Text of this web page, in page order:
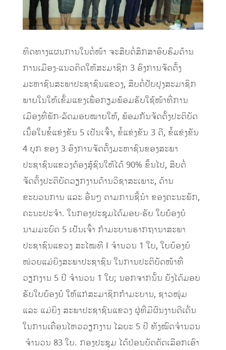
ທິດ​ທາງ​ແຜນການ​ໃນຕໍ່ໜ້າ ຈະ​ສືບຕໍ່ສຶກສາ​ອົບຮົມ​ດ້ານ​
ການ​ເມືອງ-​ແນວ​ຄິດໃຫ້​ສະມາຊິກ​ 3 ອົງການຈັດຕັ້ງ
ມະຫາຊົນສະພາປະຊາຊົນແຂວງ, ​ສືບຕໍ່ປັບປຸງສະມາຊິກ
ພາຍໃນໃຫ້​ເຂັ້ມ​ແຂງ​ເພື່ອ​ກຽມພ້ອມ​ຮັບ​ໃຊ້​ໜ້າ​ທີ່​ການ​
ເມືອງທີ່​ພັກ-ລັດມອບໝາຍໃຫ້, ພ້ອມກັນຈັດຕັ້ງປະຕິບັດ
ເນື້ອໃນຂໍ້ແຂ່ງຂັນ 5 ​ເປັນ​ເຈົ້າ, ຂໍ້​ແຂ່ງຂັນ 3 ດີ, ຂໍ້​ແຂ່ງຂັນ
4 ບຸກ ຂອງ 3 ອົງການ​ຈັດ​ຕັ້ງ​ມະຫາຊົນ​ຂອງ​ສະພາ​
ປະຊາຊົນ​ແຂວງ​ຕ້ອງ​ສູ້​ຊົນ​ໃຫ້​ໄດ້ 90% ຂຶ້ນ​ໄປ, ສືບຕໍ່
ຈັດຕັ້ງປະຕິບັດວຽກງານດ້ານວິຊາສະເພາະ, ດ້ານ
ຂະບວນການ ແລະ ອື່ນໆ ຕາມການຊີ້ນຳ ຂອງຄະນະພັກ,
ຄະນະປະຈຳ. ໃນກອງປະຊຸມໄດ້​ມອບ-ຮັບ ​ໃບ​ຍ້ອງຍໍ​
ນາມມະຍົດ 5 ເປັນເຈົ້າ ກໍາມະບານຮາກຖານາສະພາ
ປະຊາຊົນແຂວງ ສະໄໝທີ I ຈຳນວນ 1 ໃບ, ໃບຍ້ອງຍໍ
ໜ່ວຍແມ່ຍິງສະພາປະຊາຊົນ ໃນການປະຕິບັດໜ້າທີ່
ວຽກງານ 5 ປີ ຈຳນວນ 1 ໃບ; ນອກຈາກນັ້ນ ຍັງໄດ້ມອບ
ຮັບໃບຍ້ອງຍໍ ​ໃຫ້​ແກ່ສະມາຊິກ​ກໍາມະບານ, ຊາວໜຸ່ມ
ແລະ ແມ່ຍິງ ສະພາ​ປະຊາຊົນ​ແຂວງ ຜູ່​ທີ່​ມີ​ຜົນງານ​ດີ​ເດັ່ນ
ໃນການເຄື່ອນໄຫວວຽກງານ ໄລຍະ 5 ປີ ທັງໝົດຈຳນວນ
ຈໍານວນ 83 ໃບ. ​ກອງປະຊູມ ໄດ້ປ່ອນບັດຄັດເລືອກເອົາ